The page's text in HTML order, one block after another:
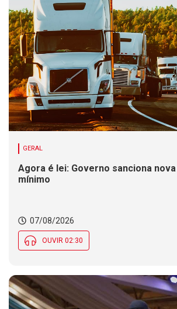
GERAL
Agora é lei: Governo sanciona
mínimo
07/08/2026
OUVIR 02:30